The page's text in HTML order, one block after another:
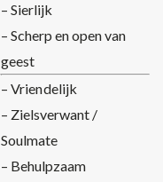
– Sierlijk
– Scherp en open van
geest
– Vriendelijk
– Zielsverwant /
Soulmate
– Behulpzaam